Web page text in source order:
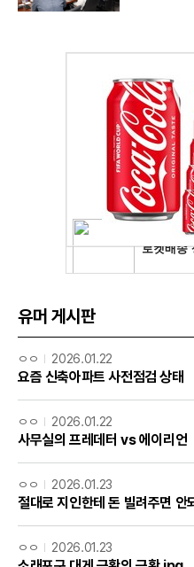
유머 게시판
ㅇㅇ 2026.01.22
요즘 신축아파트 사전점검 상태
ㅇㅇ 2026.01.22
사무실의 프레데터 vs 에이리언
ㅇㅇ 2026.01.23
절대로 지인한테 돈 빌려주면 안
ㅇㅇ 2026.01.23